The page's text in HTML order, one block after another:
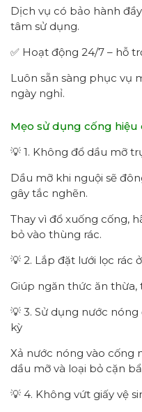
Dịch vụ có bảo hành
tâm sử dụng.
✅ Hoạt động 24/7 – hỗ
Luôn sẵn sàng phục vụ
ngày nghỉ.
Mẹo sử dụng cống
💡 1. Không đổ dầu mỡ
Dầu mỡ khi nguội sẽ
gây tắc nghẽn.
Thay vì đổ xuống cống,
bỏ vào thùng rác.
💡 2. Lắp đặt lưới lọc rác
Giúp ngăn thức ăn thừa,
💡 3. Sử dụng nước
kỳ
Xả nước nóng vào cống
dầu mỡ và loại bỏ cặn
💡 4. Không vứt giấy vệ